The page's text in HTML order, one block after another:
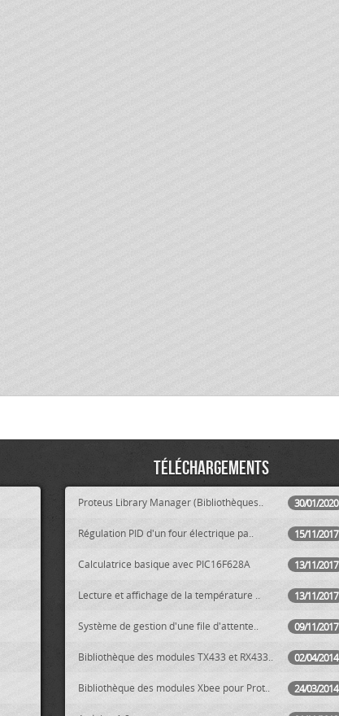
Téléchargements
30/01/2020
Proteus Library Manager (Bibliothèques..
15/11/2017
Régulation PID d'un four électrique pa..
13/11/2017
Calculatrice basique avec PIC16F628A
13/11/2017
Lecture et affichage de la température ..
09/11/2017
Système de gestion d'une file d'attente..
02/04/2014
Bibliothèque des modules TX433 et RX433..
24/03/2014
Bibliothèque des modules Xbee pour Prot..